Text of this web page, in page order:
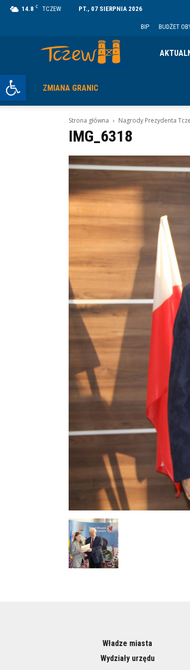
Otwórz pasek narzędzi
14.8 C TCZEW PT., 07 SIERPNIA 2026
BIP BUDŻET
ZMIANA GRANIC
Strona główna Nagrody Prezydenta
IMG_6318
Władze miasta
Wydziały urzędu